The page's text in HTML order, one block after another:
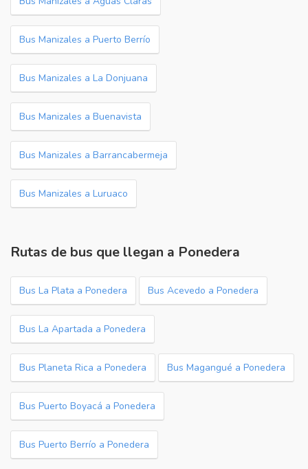
Bus Manizales a Puerto Berrío
Bus Manizales a La Donjuana
Bus Manizales a Buenavista
Bus Manizales a Barrancabermeja
Bus Manizales a Luruaco
Rutas de bus que llegan a Ponedera
Bus La Plata a Ponedera Bus Acevedo a Ponedera
Bus La Apartada a Ponedera
Bus Planeta Rica a Ponedera Bus Magangué a Ponedera
Bus Puerto Boyacá a Ponedera
Bus Puerto Berrío a Ponedera